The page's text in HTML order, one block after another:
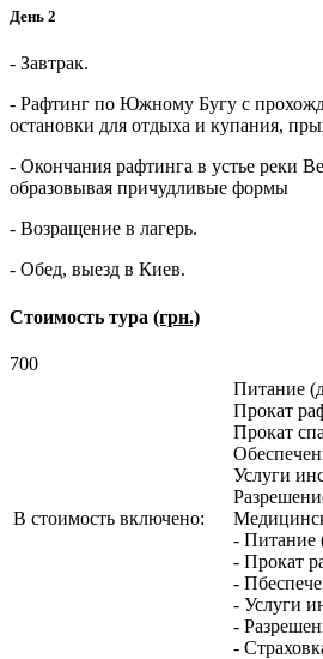
День 2
- Завтрак.
- Рафтинг по Южному Бугу с
остановки для отдыха и купания,
- Окончания рафтинга в устье реки
образовывая причудливые формы
- Возращение в лагерь.
- Обед, выезд в Киев.
Стоимость тура (грн.)
700
В стоимость включено:
Питание
Прокат
Прокат
Услуги
- Питание
- Прокат
-
- Услуги
-
-